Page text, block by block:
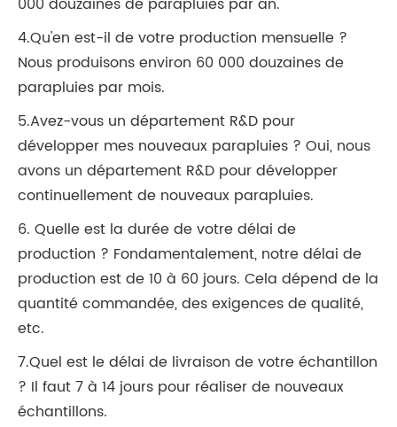
4.Qu'en est-il de votre production mensuelle ?
Nous produisons environ 60 000 douzaines de
parapluies par mois.
5.Avez-vous un département R&D pour
développer mes nouveaux parapluies ? Oui, nous
avons un département R&D pour développer
continuellement de nouveaux parapluies.
6. Quelle est la durée de votre délai de
production ? Fondamentalement, notre délai de
production est de 10 à 60 jours. Cela dépend de la
quantité commandée, des exigences de qualité,
etc.
7.Quel est le délai de livraison de votre échantillon
? Il faut 7 à 14 jours pour réaliser de nouveaux
échantillons.